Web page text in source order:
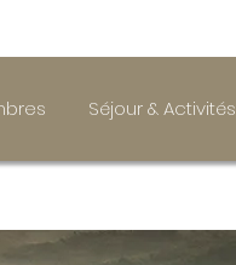
Séjour & Activités